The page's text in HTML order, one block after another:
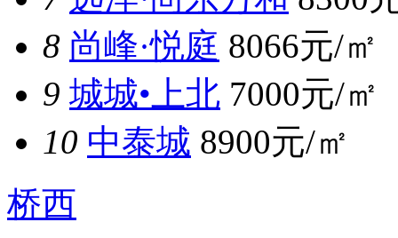
8 尚峰·悦庭 8066元/㎡
9 城城•上北 7000元/㎡
10 中泰城 8900元/㎡
桥西